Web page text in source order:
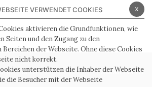
POLICY COOKIE POLICY
x
VERWENDET COOKIES
aktivieren die Grundfunktionen, wie
Seiten und den Zugang zu den
der Webseite. Ohne diese Cookies
nicht korrekt.
unterstützen die Inhaber der Webseite
die Besucher mit der Webseite